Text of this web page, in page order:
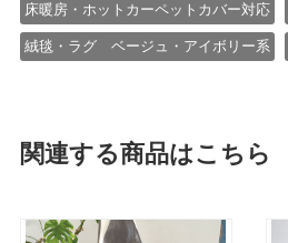
床暖房・ホットカーペットカバー対応
絨毯・ラグ ベージュ・アイボリー系
関連する商品はこちら